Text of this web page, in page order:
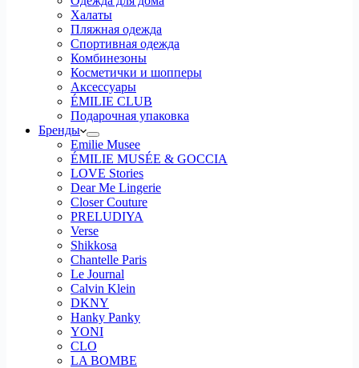
Халаты
Пляжная одежда
Спортивная одежда
Комбинезоны
Косметички и шопперы
Аксессуары
ÉMILIE CLUB
Подарочная упаковка
Бренды
Emilie Musee
ÉMILIE MUSÉE & GOCCIA
LOVE Stories
Dear Me Lingerie
Closer Couture
PRELUDIYA
Verse
Shikkosa
Chantelle Paris
Le Journal
Calvin Klein
DKNY
Hanky Panky
YONI
CLO
LA BOMBE